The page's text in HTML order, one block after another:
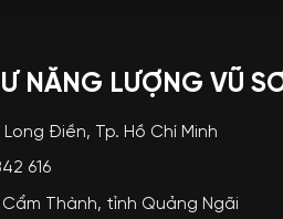
NĂNG LƯỢNG VŨ
Điền, Tp. Hồ Chí Minh
616
Thành, tỉnh Quảng Ngãi